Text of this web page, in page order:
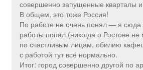
совершенно запущенные кварталы и
В общем, это тоже Россия!
По работе не очень понял — я сюда
работы попал (никогда о Ростове
по счастливым лицам, обилию
с работой тут всё нормально.
Итог: город совершенно другой по